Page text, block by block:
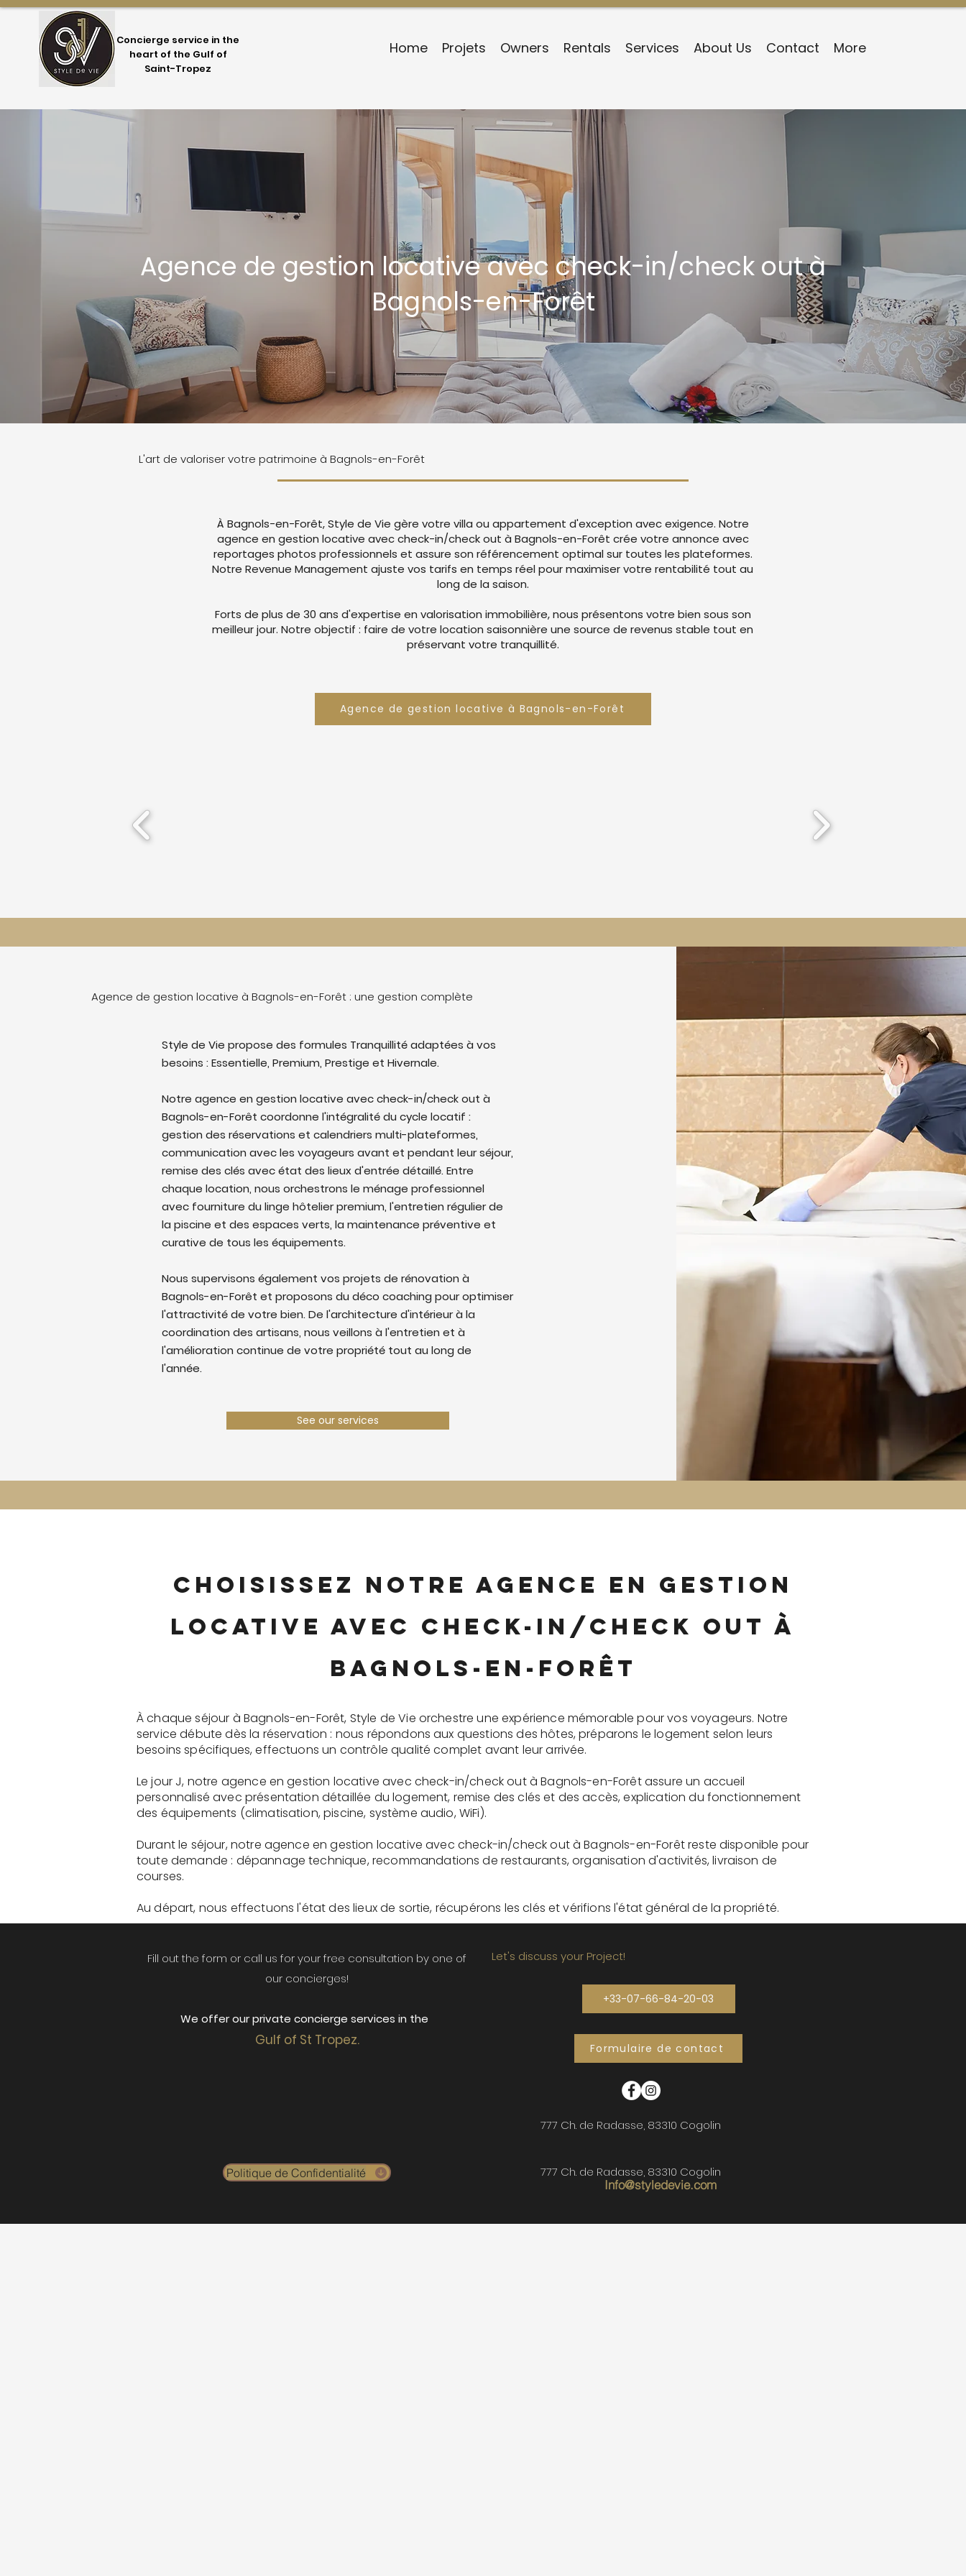
Concierge service in the
heart of the Gulf of
Saint-Tropez
Home Projets Owners Rentals Services About Us Contact More
Agence de gestion locative avec check-in/check out à
Bagnols-en-Forêt
L'art de valoriser votre patrimoine à Bagnols-en-Forêt
À Bagnols-en-Forêt, Style de Vie gère votre villa ou appartement d'exception avec exigence. Notre
agence en gestion locative avec check-in/check out à Bagnols-en-Forêt crée votre annonce avec
reportages photos professionnels et assure son référencement optimal sur toutes les plateformes.
Notre Revenue Management ajuste vos tarifs en temps réel pour maximiser votre rentabilité tout au
long de la saison.
Forts de plus de 30 ans d'expertise en valorisation immobilière, nous présentons votre bien sous son
meilleur jour. Notre objectif : faire de votre location saisonnière une source de revenus stable tout en
préservant votre tranquillité.
Agence de gestion locative à Bagnols-en-Forêt
Agence de gestion locative à Bagnols-en-Forêt : une gestion complète
Style de Vie propose des formules Tranquillité adaptées à vos
besoins : Essentielle, Premium, Prestige et Hivernale.
Notre agence en gestion locative avec check-in/check out à
Bagnols-en-Forêt coordonne l'intégralité du cycle locatif :
gestion des réservations et calendriers multi-plateformes,
communication avec les voyageurs avant et pendant leur séjour,
remise des clés avec état des lieux d'entrée détaillé. Entre
chaque location, nous orchestrons le ménage professionnel
avec fourniture du linge hôtelier premium, l'entretien régulier de
la piscine et des espaces verts, la maintenance préventive et
curative de tous les équipements.
Nous supervisons également vos projets de rénovation à
Bagnols-en-Forêt et proposons du déco coaching pour optimiser
l'attractivité de votre bien. De l'architecture d'intérieur à la
coordination des artisans, nous veillons à l'entretien et à
l'amélioration continue de votre propriété tout au long de
l'année.
See our services
Choisissez notre agence en gestion
locative avec check-in/check out à
Bagnols-en-Forêt
À chaque séjour à Bagnols-en-Forêt, Style de Vie orchestre une expérience mémorable pour vos voyageurs. Notre
service débute dès la réservation : nous répondons aux questions des hôtes, préparons le logement selon leurs
besoins spécifiques, effectuons un contrôle qualité complet avant leur arrivée.
Le jour J, notre agence en gestion locative avec check-in/check out à Bagnols-en-Forêt assure un accueil
personnalisé avec présentation détaillée du logement, remise des clés et des accès, explication du fonctionnement
des équipements (climatisation, piscine, système audio, WiFi).
Durant le séjour, notre agence en gestion locative avec check-in/check out à Bagnols-en-Forêt reste disponible pour
toute demande : dépannage technique, recommandations de restaurants, organisation d'activités, livraison de
courses.
Au départ, nous effectuons l'état des lieux de sortie, récupérons les clés et vérifions l'état général de la propriété.
Fill out the form or call us for your free consultation by one of
our concierges!
We offer our private concierge services in the
Gulf of St Tropez.
Politique de Confidentialité
Let's discuss your Project!
+33-07-66-84-20-03
Formulaire de contact
777 Ch. de Radasse, 83310 Cogolin
Info@styledevie.com
777 Ch. de Radasse, 83310 Cogolin